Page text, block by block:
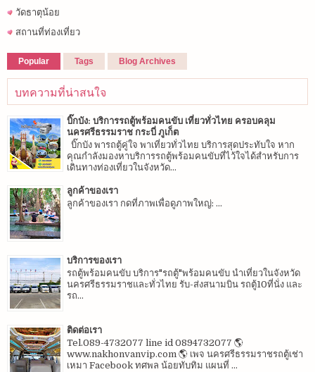
วัดธาตุน้อย
สถานที่ท่องเที่ยว
Popular Tags Blog Archives
บทความที่น่าสนใจ
บิ๊กบัง: บริการรถตู้พร้อมคนขับ เที่ยวทั่วไทย ครอบคลุม
นครศรีธรรมราช กระบี่ ภูเก็ต
บิ๊กบัง พารถตู้คู่ใจ พาเที่ยวทั่วไทย บริการสุดประทับใจ หาก
คุณกำลังมองหาบริการรถตู้พร้อมคนขับที่ไว้ใจได้สำหรับการ
เดินทางท่องเที่ยวในจังหวัด...
ลูกค้าของเรา
ลูกค้าของเรา กดที่ภาพเพื่อดูภาพใหญ่: ...
บริการของเรา
รถตู้พร้อมคนขับ บริการ"รถตู้"พร้อมคนขับ นำเที่ยวในจังหวัด
นครศรีธรรมราชและทั่วไทย รับ-ส่งสนามบิน รถตู้10ที่นั่ง และ
รถ...
ติดต่อเรา
Tel.089-4732077 line id 0894732077 🌎
www.nakhonvanvip.com 🌎 เพจ นครศรีธรรมราชรถตู้เช่า
เหมา Facebook ทศพล น้อยทับทิม แผนที่ ...